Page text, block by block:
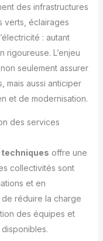
des infrastructures
verts, éclairages
: autant
rigoureuse. L’enjeu
seulement assurer
mais aussi anticiper
et de modernisation.
des services
offre une
collectivités sont
et en
de réduire la charge
des équipes et
disponibles.